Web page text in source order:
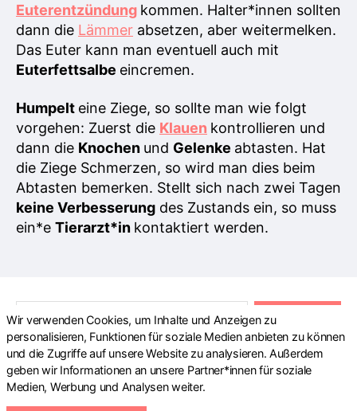
Euterentzündung kommen. Halter*innen sollten
dann die Lämmer absetzen, aber weitermelken.
Das Euter kann man eventuell auch mit
Euterfettsalbe eincremen.
Humpelt eine Ziege, so sollte man wie folgt
vorgehen: Zuerst die Klauen kontrollieren und
dann die Knochen und Gelenke abtasten. Hat
die Ziege Schmerzen, so wird man dies beim
Abtasten bemerken. Stellt sich nach zwei Tagen
keine Verbesserung des Zustands ein, so muss
ein*e Tierarzt*in kontaktiert werden.
S
u
c
h
e
n
Wir verwenden Cookies, um Inhalte und Anzeigen zu
personalisieren, Funktionen für soziale Medien anbieten zu können
und die Zugriffe auf unsere Website zu analysieren. Außerdem
geben wir Informationen an unsere Partner*innen für soziale
Medien, Werbung und Analysen weiter.